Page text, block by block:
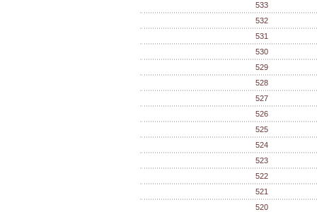
533
532
531
530
529
528
527
526
525
524
523
522
521
520